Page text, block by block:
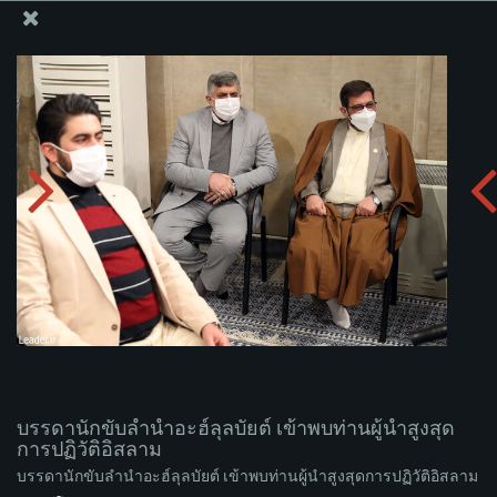
บรรดานักขับลำนำอะฮ์ลุลบัยต์ เข้าพบท่านผู้นำสูงสุดการ
ปฏิวัติอิสลาม
อัพโหลดอัลบั่ม:
บรรดานักขับลำนำอะฮ์ลุลบัยต์ เข้าพบท่านผู้นำสูงสุด
การปฏิวัติอิสลาม
บรรดานักขับลำนำอะฮ์ลุลบัยต์ เข้าพบท่านผู้นำสูงสุดการปฏิวัติอิสลาม